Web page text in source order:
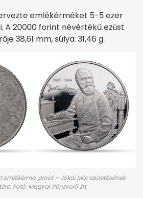
emlékérméket 5-5 ezer
A 20000 forint névértékű ezüst
38,61 mm, súlya: 31,46 g.
emlékérme, proof – Jókai Mór születésének
Fotó: Magyar Pénzverő Zrt.